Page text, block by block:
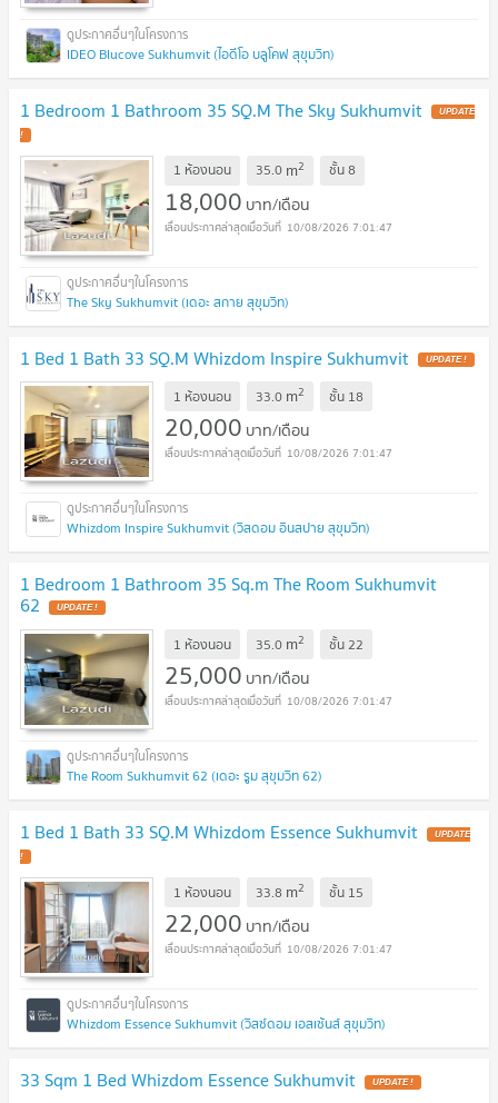
IDEO Blucove Sukhumvit (ไอดีโอ บลูโคฟ สุขุมวิท)
1 Bedroom 1 Bathroom 35 SQ.M The Sky Sukhumvit
1 ห้องนอน 35.0 m2 ชั้น8
18,000 บาท/เดือน
10/08/2026 7:01:47
The Sky Sukhumvit (เดอะ สกาย สุขุมวิท)
1 Bed 1 Bath 33 SQ.M Whizdom Inspire Sukhumvit
1 ห้องนอน 33.0 m2 ชั้น 18
20,000 บาท/เดือน
10/08/2026 7:01:47
Whizdom Inspire Sukhumvit (วิสดอม อินสปาย สุขุมวิท)
1 Bedroom 1 Bathroom 35 Sq.m The Room Sukhumvit
62
1 ห้องนอน 35.0 m2 ชั้น22
25,000 บาท/เดือน
10/08/2026 7:01:47
The Room Sukhumvit 62 (เดอะ รูม สุขุมวิท 62)
1 Bed 1 Bath 33 SQ.M Whizdom Essence Sukhumvit
1 ห้องนอน 33.8 m2 ชั้น 15
22,000 บาท/เดือน
10/08/2026 7:01:47
Whizdom Essence Sukhumvit (วิสซ์ดอม เอสเซ้นส์ สุขุมวิท)
33 Sqm 1 Bed Whizdom Essence Sukhumvit